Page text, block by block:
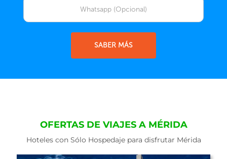
SABER MÁS
OFERTAS DE VIAJES A MÉRIDA
Hoteles con Sólo Hospedaje para disfrutar Mérida